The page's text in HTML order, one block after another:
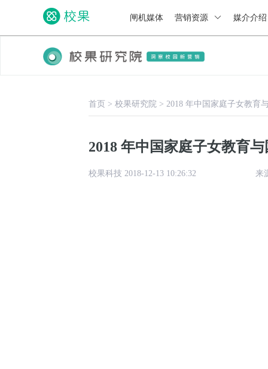
闸机媒体 营销资源 媒介介
首页 > 校果研究院 > 2018 年中国家庭子女教育
2018 年中国家庭子女教育
校果科技 2018-12-13 10:26:32 来